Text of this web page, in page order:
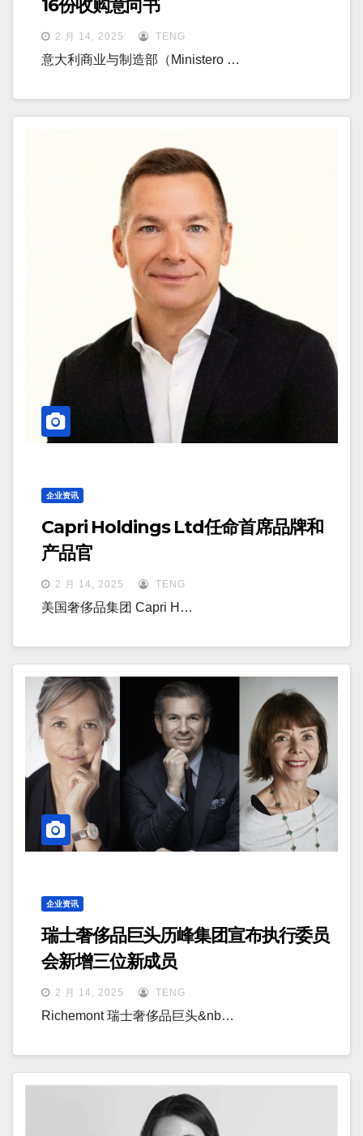
16份收购意向书
2 月 14, 2025 TENG
意大利商业与制造部（Ministero …
企业资讯
Capri Holdings Ltd任命首席品牌和
产品官
2 月 14, 2025 TENG
美国奢侈品集团 Capri H…
企业资讯
瑞士奢侈品巨头历峰集团宣布执行委员
会新增三位新成员
2 月 14, 2025 TENG
Richemont 瑞士奢侈品巨头&nb…